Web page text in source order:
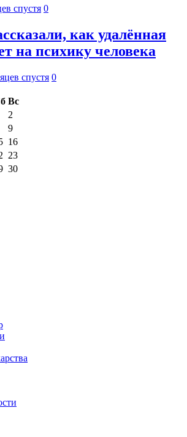
спустя 0
как удалённая
на психику человека
спустя 0
Вс
2
9
16
23
30